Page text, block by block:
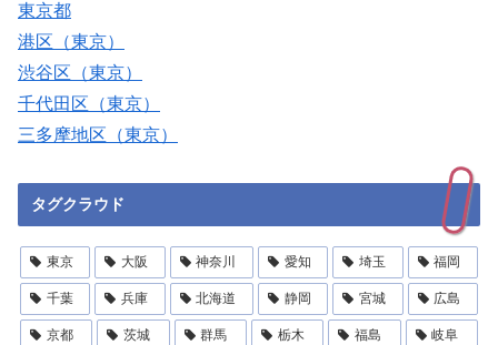
東京都
港区（東京）
渋谷区（東京）
千代田区（東京）
三多摩地区（東京）
タグクラウド
東京 大阪 神奈川 愛知 埼玉 福岡
千葉 兵庫 北海道 静岡 宮城 広島
京都 茨城 群馬 栃木 福島 岐阜